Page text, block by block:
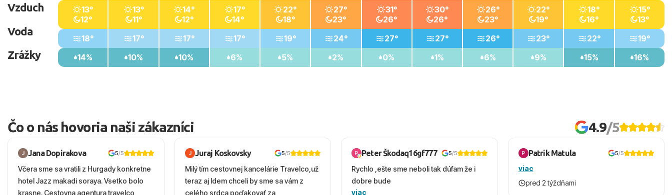
Vzduch
Voda
Zrážky
13°
12°
18°
14%
13°
11°
17°
10%
14°
12°
17°
10%
17°
14°
17°
6%
22°
18°
19°
5%
27°
23°
24°
2%
31°
26°
27°
0%
30°
26°
27°
1%
26°
23°
26°
6%
22°
19°
23°
9%
18°
16°
22°
15%
15°
13°
19°
16%
Čo o nás hovoria naši zákazníci 4.9/5
Jana Dopirakova 5/5
Včera sme sa vratili z Hurgady konkretne
hotel Jazz makadi soraya. Vsetko bolo
krasne. Cestovna agentura travelco
Juraj Koskovsky 5/5
Milý tím cestovnej kancelárie Travelco,už
teraz aj Idem chceli by sme sa vám z
celého srdca poďakovať za
Peter Škodaq16gf777 5/5
Rychlo ,ešte sme neboli tak dúfam že i
dobre bude
viac
Patrik Matula 5/5
viac
pred 2 týždňami